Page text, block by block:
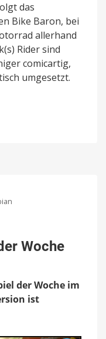
das
Bike Baron, bei
allerhand
Rider sind
comicartig,
umgesetzt.
Woche
der Woche im
ist